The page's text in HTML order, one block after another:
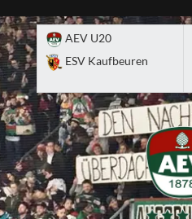
to
content
AEV U20
ESV Kaufbeuren